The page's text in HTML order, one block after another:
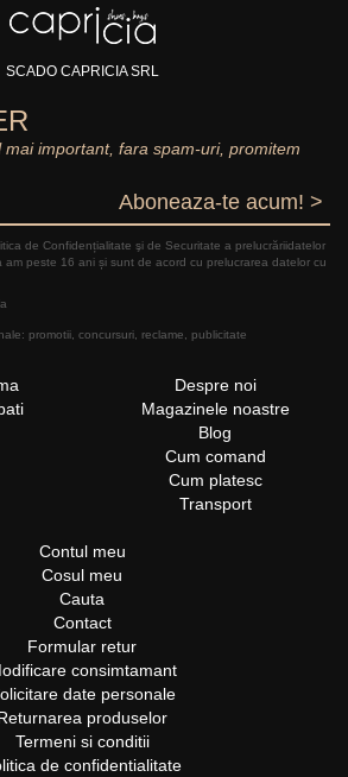
SCADO CAPRICIA SRL
important, fara spam-uri, promitem
Aboneaza-te acum! >
de Confidențialitate şi de Securitate a prelucrăriidatelor
am peste 16 ani și sunt de acord cu prelucrarea datelor cu
promotii, concursuri, reclame, publicitate
Despre noi
Magazinele noastre
Blog
Cum comand
Cum platesc
Transport
Contul meu
Cosul meu
Cauta
Contact
Formular retur
consimtamant
date personale
produselor
Termeni si conditii
de confidentialitate